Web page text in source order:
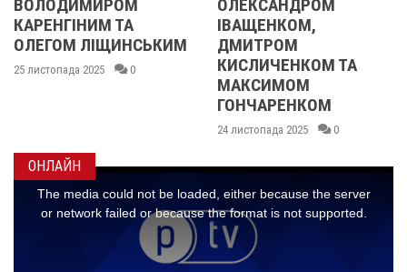
ОЛЕКСАНДРОМ
ІВАЩЕНКОМ,
ДМИТРОМ
КИСЛИЧЕНКОМ ТА
21 листопада 2025
ОНЛАЙН